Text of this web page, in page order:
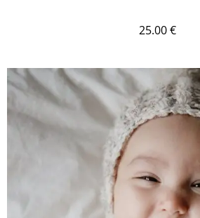
25.00€